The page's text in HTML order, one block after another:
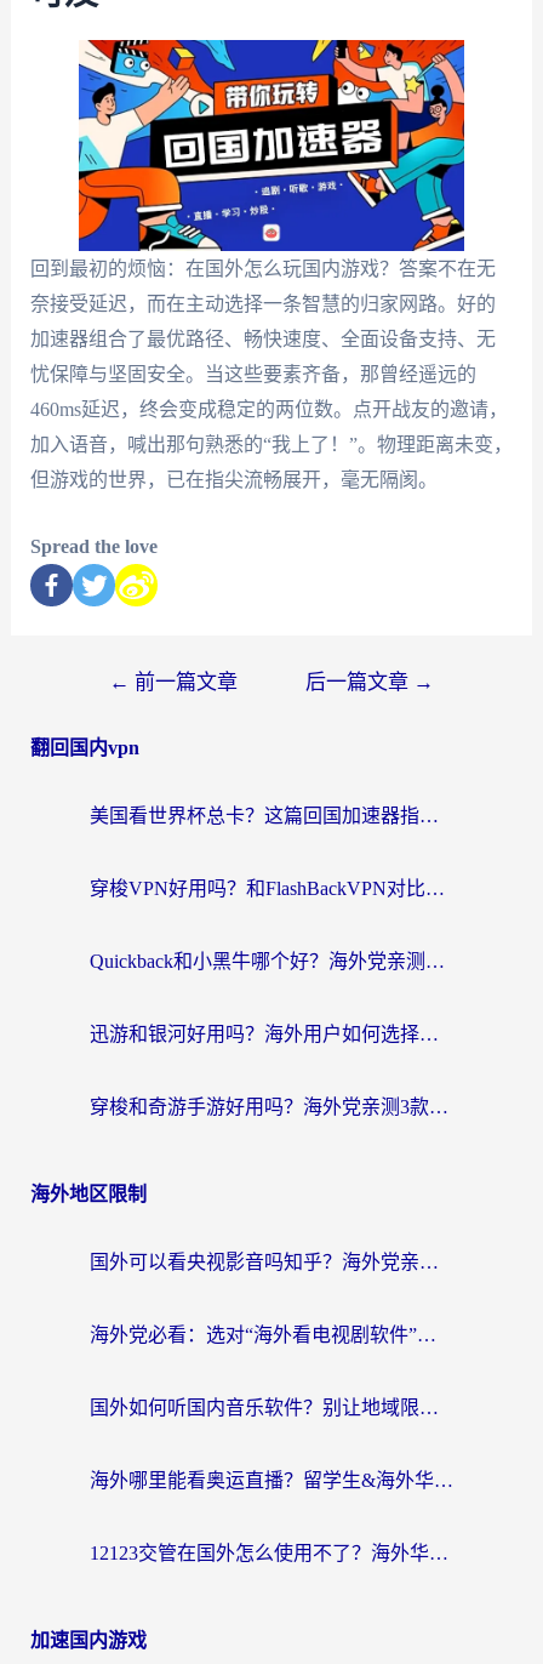
回到最初的烦恼：在国外怎么玩国内游戏？答案不在无
奈接受延迟，而在主动选择一条智慧的归家网路。好的
加速器组合了最优路径、畅快速度、全面设备支持、无
忧保障与坚固安全。当这些要素齐备，那曾经遥远的
460ms延迟，终会变成稳定的两位数。点开战友的邀请，
加入语音，喊出那句熟悉的“我上了！”。物理距离未变，
但游戏的世界，已在指尖流畅展开，毫无隔阂。
Spread the love
← 前一篇文章 后一篇文章 →
翻回国内vpn
美国看世界杯总卡？这篇回国加速器指南帮你无缝刷国内资源（附苹果手机VPN设置步骤）
穿梭VPN好用吗？和FlashBackVPN对比哪个回国效果更好？
Quickback和小黑牛哪个好？海外党亲测指南，选对回国加速器秒回国内
迅游和银河好用吗？海外用户如何选择回国加速器实现无缝访问国内资源
穿梭和奇游手游好用吗？海外党亲测3款回国加速器，附蜜蜂加速器七天试用攻略
海外地区限制
国外可以看央视影音吗知乎？海外党亲测有效的回国加速方案
海外党必看：选对“海外看电视剧软件”，再也不用愁国内剧刷不了
国外如何听国内音乐软件？别让地域限制，断了你的中文歌单
海外哪里能看奥运直播？留学生&海外华人必看的体育赛事观赛终极指南
12123交管在国外怎么使用不了？海外华人必看的无缝访问国内资源指南
加速国内游戏